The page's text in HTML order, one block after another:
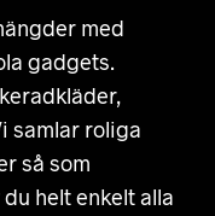
med
gadgets.
samlar roliga
så som
helt enkelt alla